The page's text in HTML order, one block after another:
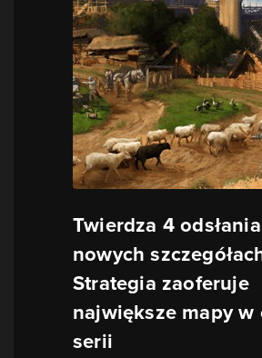
Twierdza 4
nowych
Strategia zaoferuje
największe mapy w
serii